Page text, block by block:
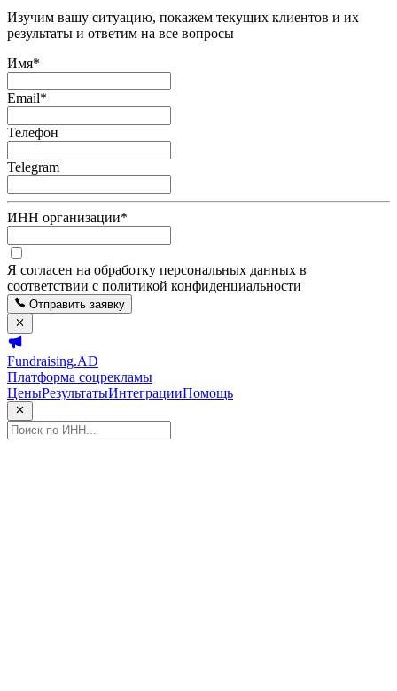
Изучим вашу ситуацию, покажем текущих клиентов и их
результаты и ответим на все вопросы
Имя*
Email*
Телефон
Telegram
ИНН организации*
Я согласен на обработку персональных данных в
соответствии с политикой конфиденциальности
Отправить заявку
Fundraising.AD
Платформа соцрекламы
ЦеныРезультатыИнтеграцииПомощь